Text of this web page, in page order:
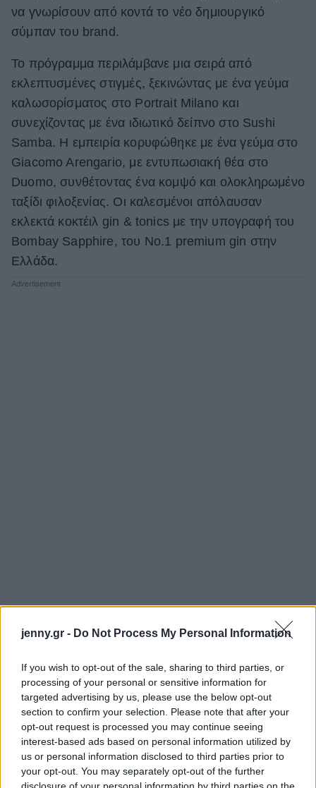
jenny.gr - Do Not Process My Personal Information
If you wish to opt-out of the sale, sharing to third parties, or
processing of your personal or sensitive information for
targeted advertising by us, please use the below opt-out
section to confirm your selection. Please note that after your
opt-out request is processed you may continue seeing
interest-based ads based on personal information utilized by
us or personal information disclosed to third parties prior to
your opt-out. You may separately opt-out of the further
disclosure of your personal information by third parties on the
Hautes Grecians
Γάμος
Market News
να γνωρίσουν από κοντά το νέο δημιουργικό
σύμπαν του brand.
Το πρόγραμμα περιλάμβανε μια σειρά από
εκλεπτυσμένες στιγμές, ξεκινώντας με ένα γεύμα
καλωσορίσματος στο Portrait Milano και
συνεχίζοντας με ένα ιδιωτικό δείπνο στο Sushi
Samba. Η εμπειρία κορυφώθηκε με ένα γεύμα στο
Giacomo Arengario, με εντυπωσιακή θέα στο
Duomo, συνθέτοντας ένα κομψό και ολοκληρωμένο
ταξίδι φιλοξενίας. Οι καλεσμένοι απόλαυσαν
εκλεκτά κοκτέιλ gin & tonics με την υπογραφή του
Bombay Sapphire, του No.1 premium gin στην
Ελλάδα.